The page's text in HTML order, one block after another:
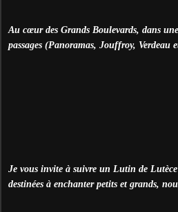
Au cœur des Grands Boulevards, dans
passages (Panoramas, Jouffroy, Verdeau
Je vous invite à suivre un Lutin de
destinées à enchanter petits et grands,